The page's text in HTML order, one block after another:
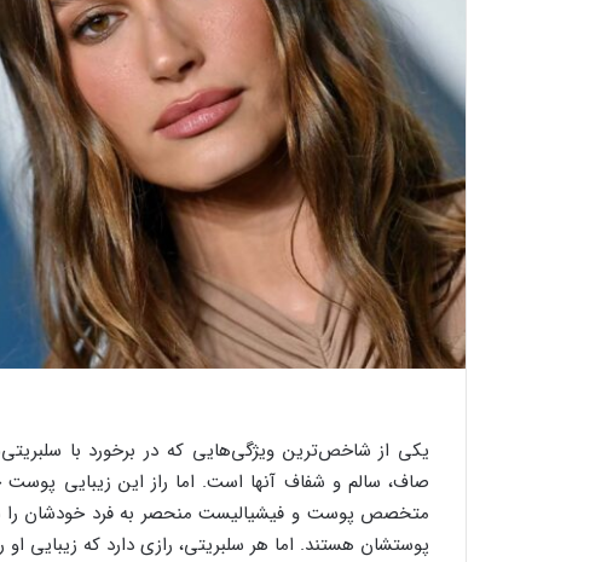
یکی از شاخص‌ترین ویژگی‌هایی که در برخورد با
صاف، سالم و شفاف آنها است. اما راز این زیبایی
متخصص پوست و فیشیالیست منحصر به فرد خودشان را
پوستشان هستند. اما هر سلبریتی، رازی دارد که زیبایی